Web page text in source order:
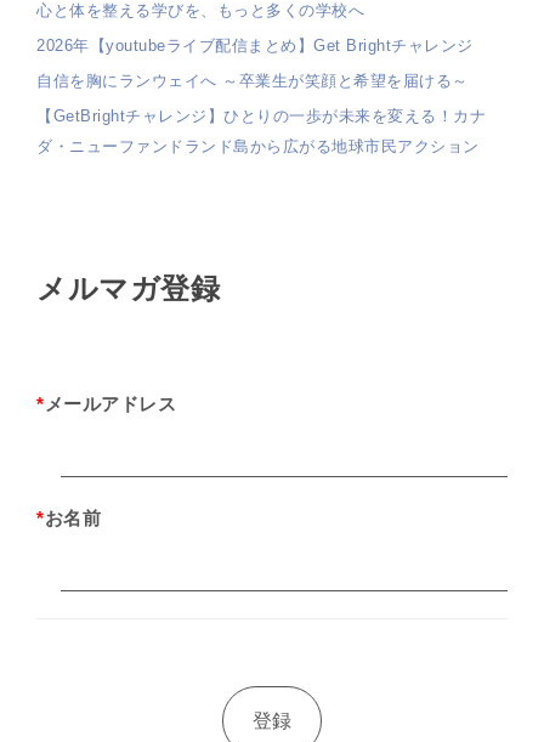
心と体を整える学びを、もっと多くの学校へ
2026年【youtubeライブ配信まとめ】Get Brightチャレンジ
自信を胸にランウェイへ ～卒業生が笑顔と希望を届ける～
【GetBrightチャレンジ】ひとりの一歩が未来を変える！カナ
ダ・ニューファンドランド島から広がる地球市民アクション
メルマガ登録
* メールアドレス
*お名前